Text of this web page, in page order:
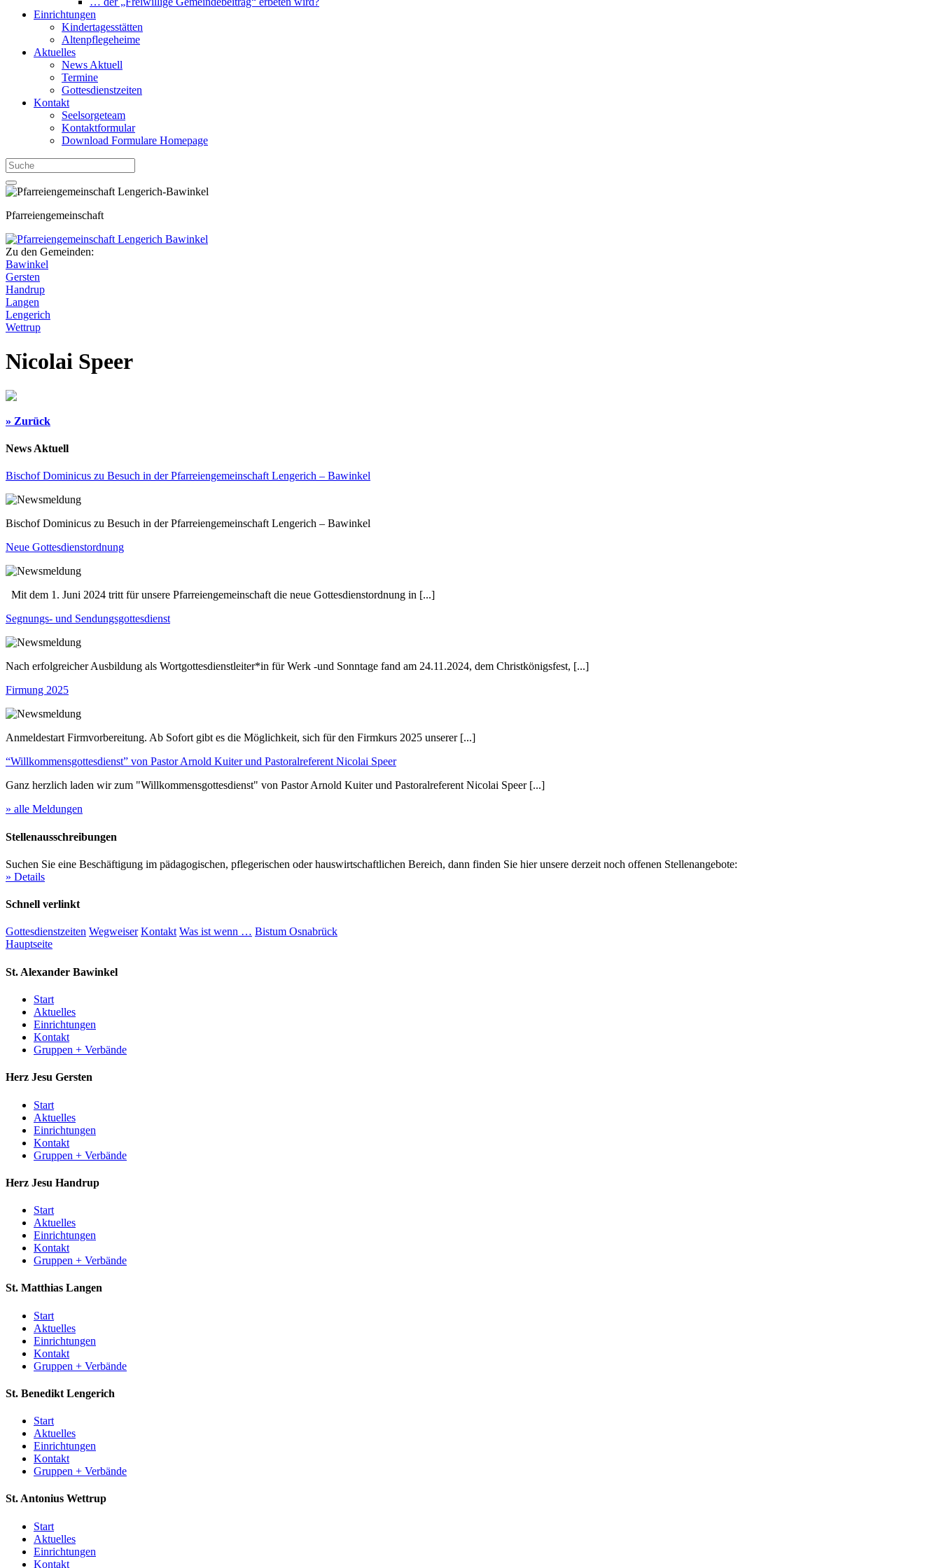
Einrichtungen
Kindertagesstätten
Altenpflegeheime
Aktuelles
News Aktuell
Termine
Gottesdienstzeiten
Kontakt
Seelsorgeteam
Kontaktformular
Download Formulare Homepage
Pfarreiengemeinschaft
Zu den Gemeinden:
Bawinkel
Gersten
Handrup
Langen
Lengerich
Wettrup
Nicolai Speer
» Zurück
News Aktuell
Bischof Dominicus zu Besuch in der Pfarreiengemeinschaft Lengerich – Bawinkel
Bischof Dominicus zu Besuch in der Pfarreiengemeinschaft Lengerich – Bawinkel
Neue Gottesdienstordnung
Mit dem 1. Juni 2024 tritt für unsere Pfarreiengemeinschaft die neue Gottesdienstordnung in [...]
Segnungs- und Sendungsgottesdienst
Nach erfolgreicher Ausbildung als Wortgottesdienstleiter*in für Werk -und Sonntage fand am 24.11.2024, dem Christkönigsfest, [...]
Firmung 2025
Anmeldestart Firmvorbereitung. Ab Sofort gibt es die Möglichkeit, sich für den Firmkurs 2025 unserer [...]
“Willkommensgottesdienst” von Pastor Arnold Kuiter und Pastoralreferent Nicolai Speer
Ganz herzlich laden wir zum "Willkommensgottesdienst" von Pastor Arnold Kuiter und Pastoralreferent Nicolai Speer [...]
» alle Meldungen
Stellenausschreibungen
Suchen Sie eine Beschäftigung im pädagogischen, pflegerischen oder hauswirtschaftlichen Bereich, dann finden Sie hier unsere derzeit noch offenen Stellenangebote:
» Details
Schnell verlinkt
Gottesdienstzeiten Wegweiser Kontakt Was ist wenn … Bistum Osnabrück
Hauptseite
St. Alexander Bawinkel
Start
Aktuelles
Einrichtungen
Kontakt
Gruppen + Verbände
Herz Jesu Gersten
Start
Aktuelles
Einrichtungen
Kontakt
Gruppen + Verbände
Herz Jesu Handrup
Start
Aktuelles
Einrichtungen
Kontakt
Gruppen + Verbände
St. Matthias Langen
Start
Aktuelles
Einrichtungen
Kontakt
Gruppen + Verbände
St. Benedikt Lengerich
Start
Aktuelles
Einrichtungen
Kontakt
Gruppen + Verbände
St. Antonius Wettrup
Start
Aktuelles
Einrichtungen
Kontakt